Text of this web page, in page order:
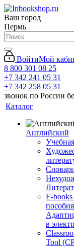
Ваш город
Пермь
ВойтиМой
8 800 301 08 25
+7 342 241 05 31
+7 342 258 05 31
звонок по России
Каталог
Английский
E-
в
Tool